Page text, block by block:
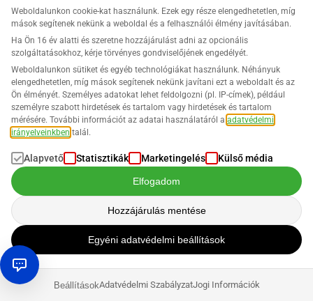
Hogyan: 4 lépés a tökéletes Amazon
akciótervhez!
Mielőtt minden piactéri kereskedő aggódik: az Amazon
eladó fiókjának felfüggesztése vagy a értékesítési
jogosultság felfüggesztése. A legjobb esetben az online
platformon csak egy kis mellékjövedelem keletkezik; a
legrosszabb esetben egyik napról a másikra …
Weboldalunkon cookie-kat használunk. Ezek egy része elengedhetetlen, míg
mások segítenek nekünk a weboldal és a felhasználói élmény javításában.
Ha Ön 16 év alatti és szeretne hozzájárulást adni az opcionális
szolgáltatásokhoz, kérje törvényes gondviselőjének engedélyét.
Weboldalunkon sütiket és egyéb technológiákat használunk. Néhányuk
elengedhetetlen, míg mások segítenek nekünk javítani ezt a weboldalt és az
Ön élményét. Személyes adatokat lehet feldolgozni (pl. IP-címek), például
személyre szabott hirdetések és tartalom vagy hirdetések és tartalom
mérésére. További információt az adatai használatáról a adatvédelmi
irányelveinkben talál.
Alapvető Statisztikák Marketingelés Külső média
Elfogadom
Hozzájárulás mentése
Egyéni adatvédelmi beállítások
BeállításokAdatvédelmi SzabályzatJogi Információk